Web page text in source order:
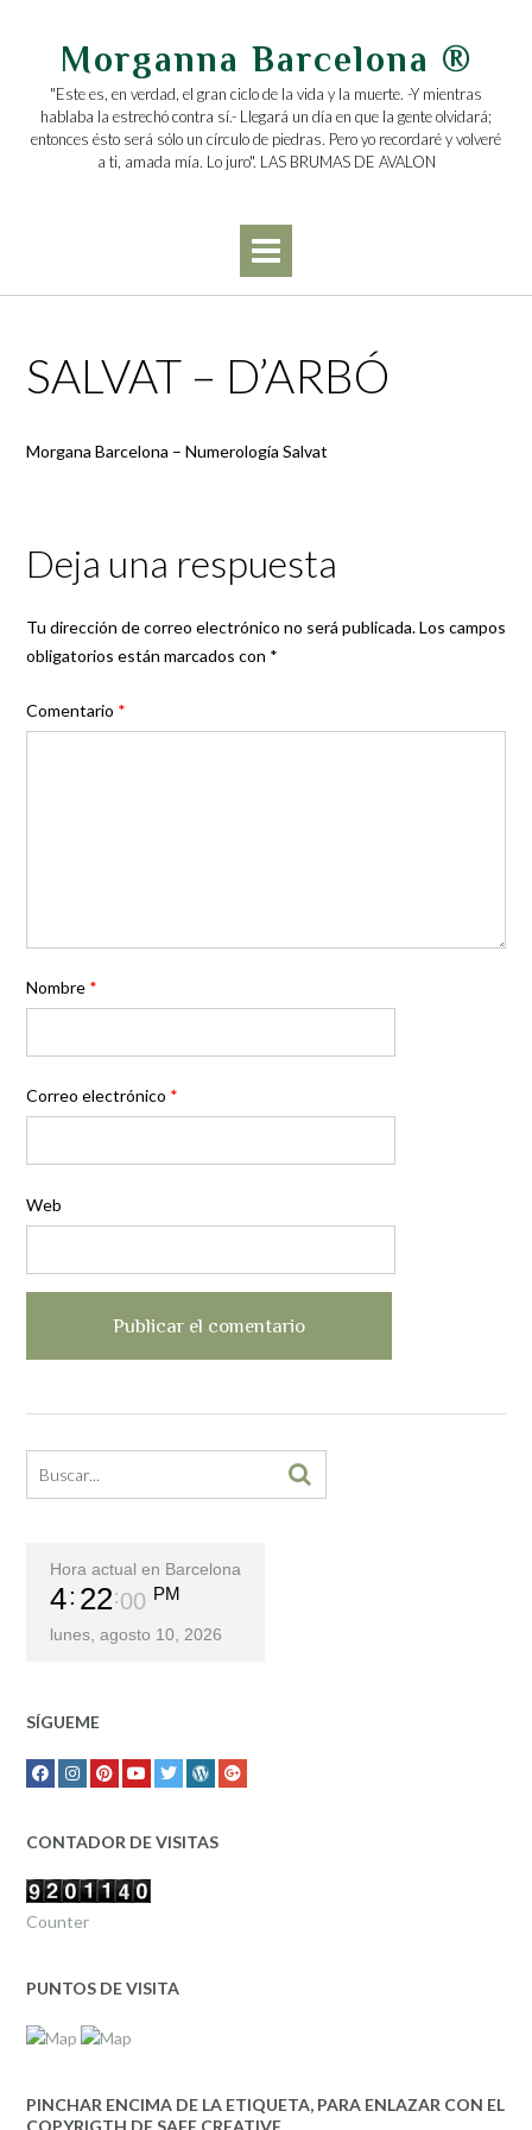
contenidoMorganna Barcelona ®
"Este es, en verdad, el gran ciclo de la vida y la muerte. -Y mientras
hablaba la estrechó contra sí.- Llegará un día en que la gente olvidará;
entonces ésto será sólo un círculo de piedras. Pero yo recordaré y volveré
a ti, amada mía. Lo juro". LAS BRUMAS DE AVALON
SALVAT – D’ARBÓ
Morgana Barcelona – Numerología Salvat
Deja una respuesta
Tu dirección de correo electrónico no será publicada.Los campos
obligatorios están marcados con *
Comentario *
Nombre *
Correo electrónico *
Web
Hora actual en Barcelona
4 22 00 PM
lunes, agosto 10, 2026
SÍGUEME
CONTADOR DE VISITAS
Counter
PUNTOS DE VISITA
PINCHAR ENCIMA DE LA ETIQUETA, PARA ENLAZAR CON EL
COPYRIGTH DE SAFE CREATIVE